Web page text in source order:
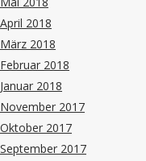
April 2018
März 2018
Februar 2018
Januar 2018
November 2017
Oktober 2017
September 2017